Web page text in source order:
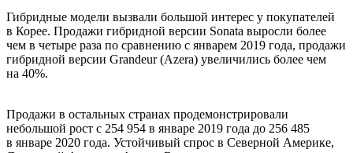
Гибридные модели вызвали большой интерес у покупателей
в Корее. Продажи гибридной версии Sonata выросли более
чем в четыре раза по сравнению с январем 2019 года, продажи
гибридной версии Grandeur (Azera) увеличились более чем
на 40%.
Продажи в остальных странах продемонстрировали
небольшой рост с 254 954 в январе 2019 года до 256 485
в январе 2020 года. Устойчивый спрос в Северной Америке,